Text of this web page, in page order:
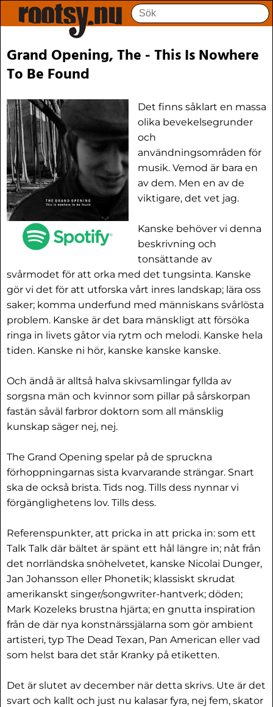
Grand Opening, The - This Is Nowhere
To Be Found
Det finns såklart en massa
olika bevekelsegrunder
och
användningsområden för
musik. Vemod är bara en
av dem. Men en av de
viktigare, det vet jag.
Kanske behöver vi denna
beskrivning och
tonsättande av
svårmodet för att orka med det tungsinta. Kanske
gör vi det för att utforska vårt inres landskap; lära oss
saker; komma underfund med människans svårlösta
problem. Kanske är det bara mänskligt att försöka
ringa in livets gåtor via rytm och melodi. Kanske hela
tiden. Kanske ni hör, kanske kanske kanske.
Och ändå är alltså halva skivsamlingar fyllda av
sorgsna män och kvinnor som pillar på sårskorpan
fastän såväl farbror doktorn som all mänsklig
kunskap säger nej, nej.
The Grand Opening spelar på de spruckna
förhoppningarnas sista kvarvarande strängar. Snart
ska de också brista. Tids nog. Tills dess nynnar vi
förgänglighetens lov. Tills dess.
Referenspunkter, att pricka in att pricka in: som ett
Talk Talk där bältet är spänt ett hål längre in; nåt från
det norrländska snöhelvetet, kanske Nicolai Dunger,
Jan Johansson eller Phonetik; klassiskt skrudat
amerikanskt singer/songwriter-hantverk; döden;
Mark Kozeleks brustna hjärta; en gnutta inspiration
från de där nya konstnärssjälarna som gör ambient
artisteri, typ The Dead Texan, Pan American eller vad
som helst bara det står Kranky på etiketten.
Det är slutet av december när detta skrivs. Ute är det
svart och kallt och just nu kalasar fyra, nej fem, skator